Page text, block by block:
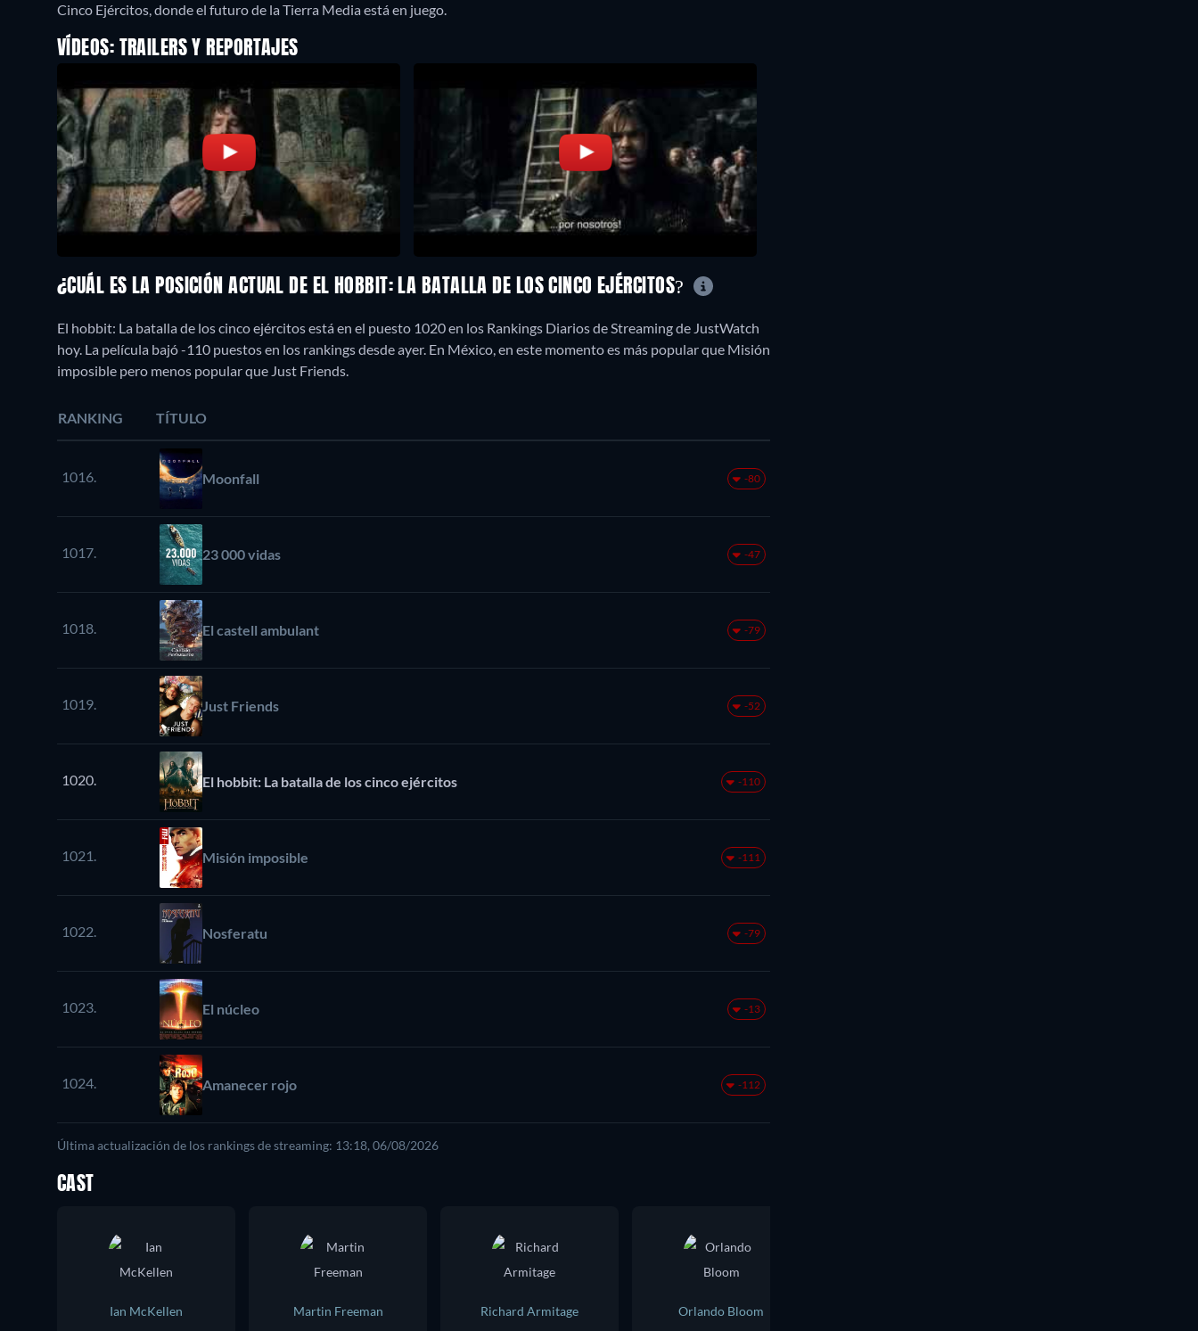
Cinco Ejércitos, donde el futuro de la Tierra Media está en juego.
VÍDEOS: TRAILERS Y REPORTAJES
¿CUÁL ES LA POSICIÓN ACTUAL DE EL HOBBIT: LA BATALLA DE LOS CINCO EJÉRCITOS?
El hobbit: La batalla de los cinco ejércitos está en el puesto 1020 en los Rankings Diarios de Streaming de JustWatch
hoy. La película bajó -110 puestos en los rankings desde ayer. En México, en este momento es más popular que Misión
imposible pero menos popular que Just Friends.
RANKING TÍTULO
1016. Moonfall -80
1017. 23 000 vidas -47
1018. El castell ambulant -79
1019. Just Friends -52
1020. El hobbit: La batalla de los cinco ejércitos -110
1021. Misión imposible -111
1022. Nosferatu -79
1023. El núcleo -13
1024. Amanecer rojo -112
Última actualización de los rankings de streaming: 13:18, 06/08/2026
CAST
Ian McKellen
Martin Freeman
Richard Armitage
Orlando Bloom